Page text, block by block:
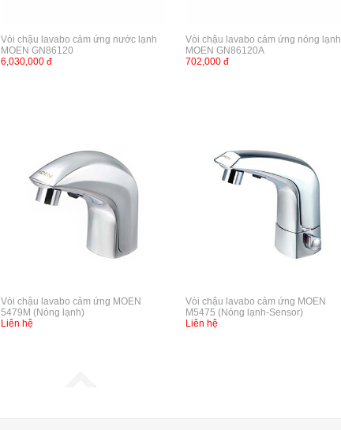
Vòi chậu lavabo cảm ứng nước lạnh
MOEN GN86120
6,030,000 đ
Vòi chậu lavabo cảm ứng nóng lạnh
MOEN GN86120A
702,000 đ
Vòi chậu lavabo cảm ứng MOEN
5479M (Nóng lạnh)
Liên hệ
Vòi chậu lavabo cảm ứng MOEN
M5475 (Nóng lạnh-Sensor)
Liên hệ